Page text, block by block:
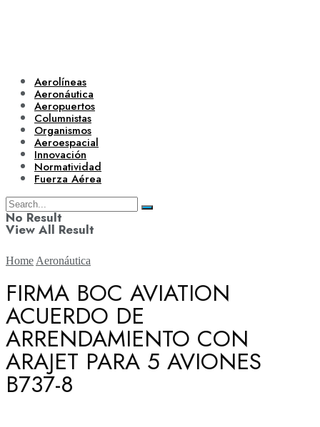
Aerolíneas
Aeronáutica
Aeropuertos
Columnistas
Organismos
Aeroespacial
Innovación
Normatividad
Fuerza Aérea
No Result
View All Result
Aerolíneas
Aeronáutica
Home Aeronáutica
FIRMA BOC AVIATION
ACUERDO DE
ARRENDAMIENTO CON
ARAJET PARA 5 AVIONES
B737-8